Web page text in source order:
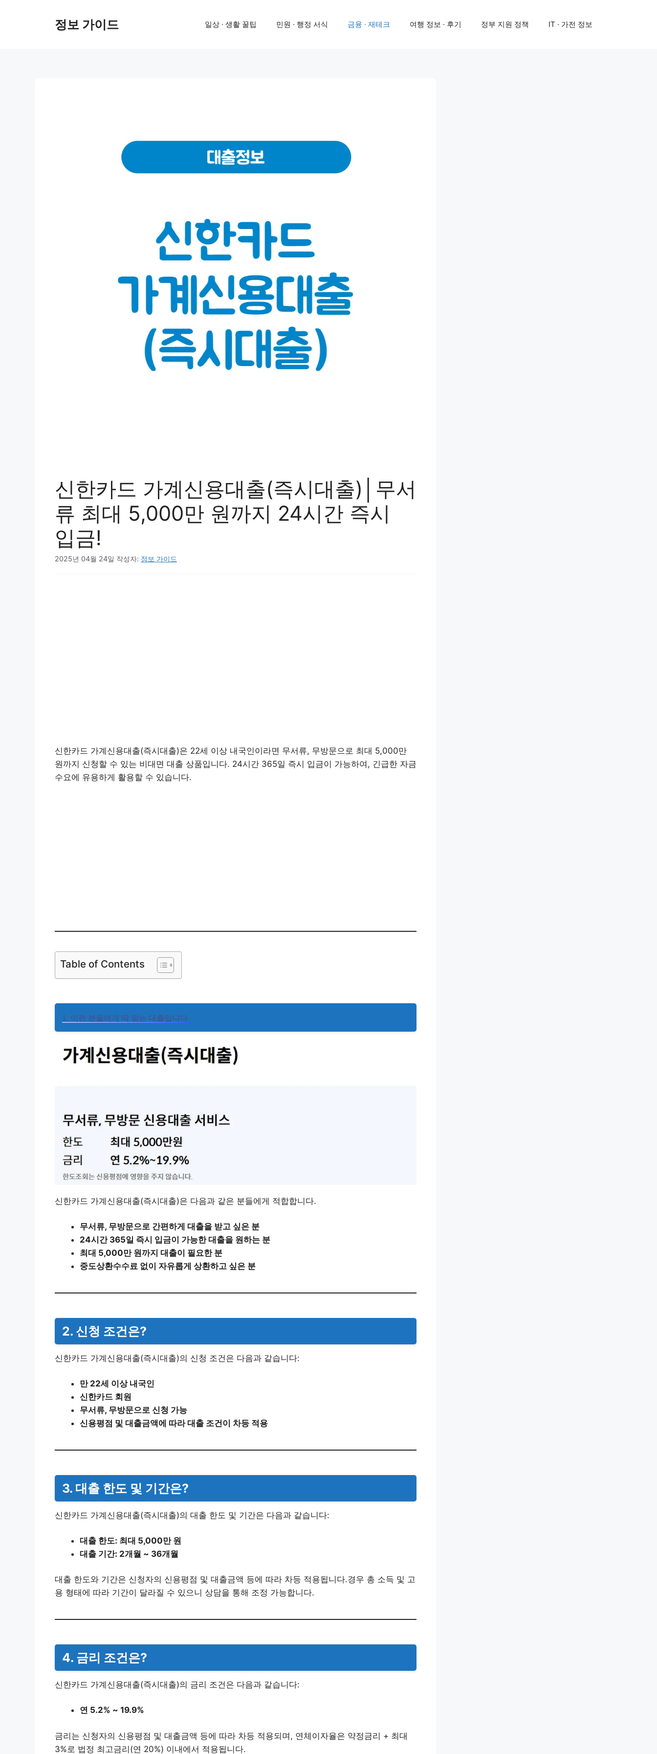
정보 가이드 일상 · 생활 꿀팁 민원 · 행정 서식 금융 · 재테크 여행 정보 · 후기 정부 지원 정책 IT · 가전 정보
신한카드 가계신용대출(즉시대출)│무서
류 최대 5,000만 원까지 24시간 즉시
입금!
2025년 04월 24일 작성자: 정보 가이드
신한카드 가계신용대출(즉시대출)은 22세 이상 내국인이라면 무서류, 무방문으로 최대 5,000만
원까지 신청할 수 있는 비대면 대출 상품입니다. 24시간 365일 즉시 입금이 가능하여, 긴급한 자금
수요에 유용하게 활용할 수 있습니다.
Table of Contents
1. 이런 분들에게 딱 맞는 대출입니다
신한카드 가계신용대출(즉시대출)은 다음과 같은 분들에게 적합합니다.
​무서류, 무방문으로 간편하게 대출을 받고 싶은 분
​24시간 365일 즉시 입금이 가능한 대출을 원하는 분
​최대 5,000만 원까지 대출이 필요한 분
​중도상환수수료 없이 자유롭게 상환하고 싶은 분
2. 신청 조건은?
신한카드 가계신용대출(즉시대출)의 신청 조건은 다음과 같습니다:​
​만 22세 이상 내국인
​신한카드 회원
​무서류, 무방문으로 신청 가능
​신용평점 및 대출금액에 따라 대출 조건이 차등 적용
3. 대출 한도 및 기간은?
신한카드 가계신용대출(즉시대출)의 대출 한도 및 기간은 다음과 같습니다:​
​대출 한도: 최대 5,000만 원
​대출 기간: 2개월 ~ 36개월
대출 한도와 기간은 신청자의 신용평점 및 대출금액 등에 따라 차등 적용됩니다.경우 총 소득 및 고
용 형태에 따라 기간이 달라질 수 있으니 상담을 통해 조정 가능합니다.
4. 금리 조건은?
신한카드 가계신용대출(즉시대출)의 금리 조건은 다음과 같습니다:​
​연 5.2% ~ 19.9%
금리는 신청자의 신용평점 및 대출금액 등에 따라 차등 적용되며, 연체이자율은 약정금리 + 최대
3%로 법정 최고금리(연 20%) 이내에서 적용됩니다.